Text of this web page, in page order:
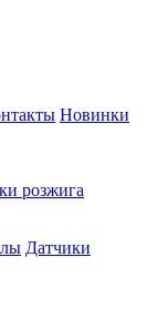
Новинки
розжига
Датчики